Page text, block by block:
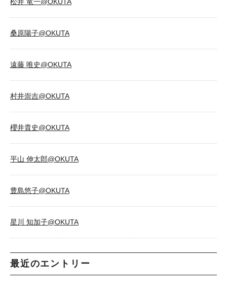
松井 竜一@OKUTA
桑原陽子@OKUTA
遠藤 唯史@OKUTA
村井崇吉@OKUTA
櫻井貴史@OKUTA
平山 伸太郎@OKUTA
豊島悠子@OKUTA
星川 知加子@OKUTA
最近のエントリー